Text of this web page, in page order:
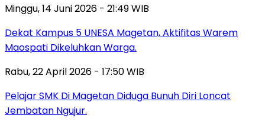
Minggu, 14 Juni 2026 - 21:49 WIB
Dekat Kampus 5 UNESA Magetan, Aktifitas Warem
Maospati Dikeluhkan Warga.
Rabu, 22 April 2026 - 17:50 WIB
Pelajar SMK Di Magetan Diduga Bunuh Diri Loncat
Jembatan Ngujur.